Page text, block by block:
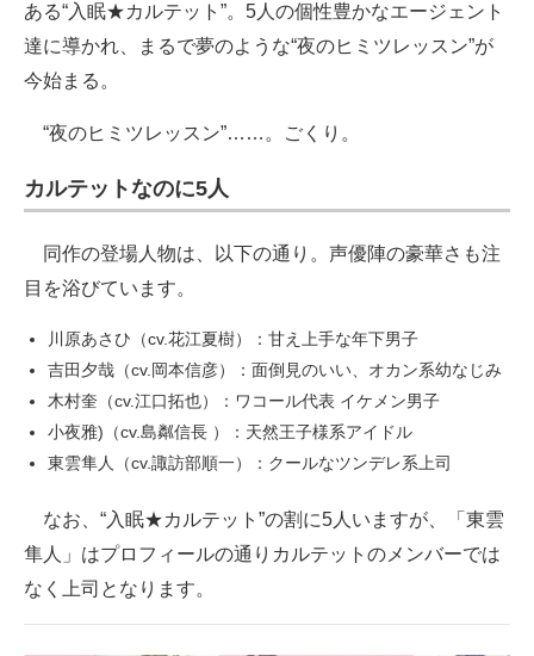
ある“入眠★カルテット”。5人の個性豊かなエージェント
達に導かれ、まるで夢のような“夜のヒミツレッスン”が
今始まる。
“夜のヒミツレッスン”……。ごくり。
カルテットなのに5人
同作の登場人物は、以下の通り。声優陣の豪華さも注
目を浴びています。
川原あさひ（cv.花江夏樹）：甘え上手な年下男子
吉田夕哉（cv.岡本信彦）：面倒見のいい、オカン系幼なじみ
木村奎（cv.江口拓也）：ワコール代表 イケメン男子
小夜雅)（cv.島粼信長 ）：天然王子様系アイドル
東雲隼人（cv.諏訪部順一）：クールなツンデレ系上司
なお、“入眠★カルテット”の割に5人いますが、「東雲
隼人」はプロフィールの通りカルテットのメンバーでは
なく上司となります。